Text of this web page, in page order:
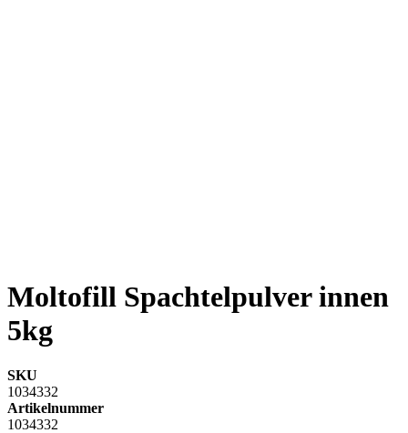
Moltofill Spachtelpulver innen
5kg
SKU
1034332
Artikelnummer
1034332